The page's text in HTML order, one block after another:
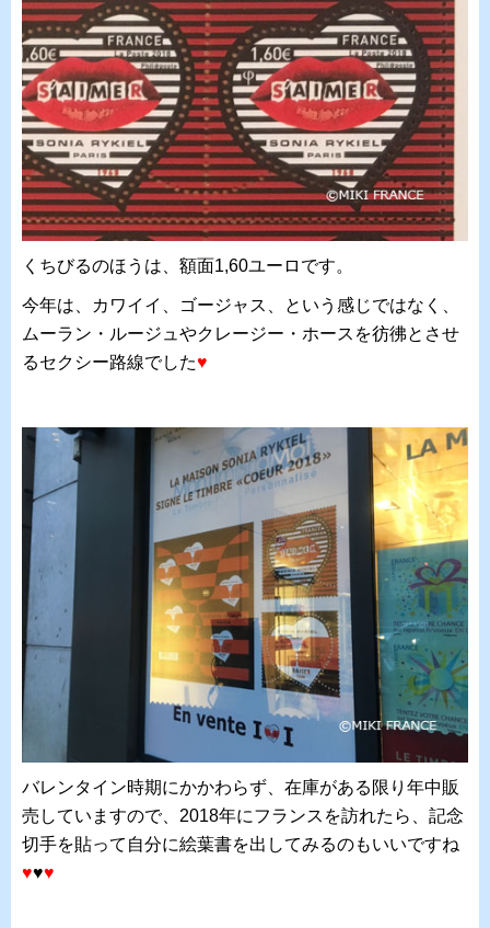
くちびるのほうは、額面1,60ユーロです。
今年は、カワイイ、ゴージャス、という感じではなく、
ムーラン・ルージュやクレージー・ホースを彷彿とさせ
るセクシー路線でした♥
バレンタイン時期にかかわらず、在庫がある限り年中販
売していますので、2018年にフランスを訪れたら、記念
切手を貼って自分に絵葉書を出してみるのもいいですね
♥♥♥